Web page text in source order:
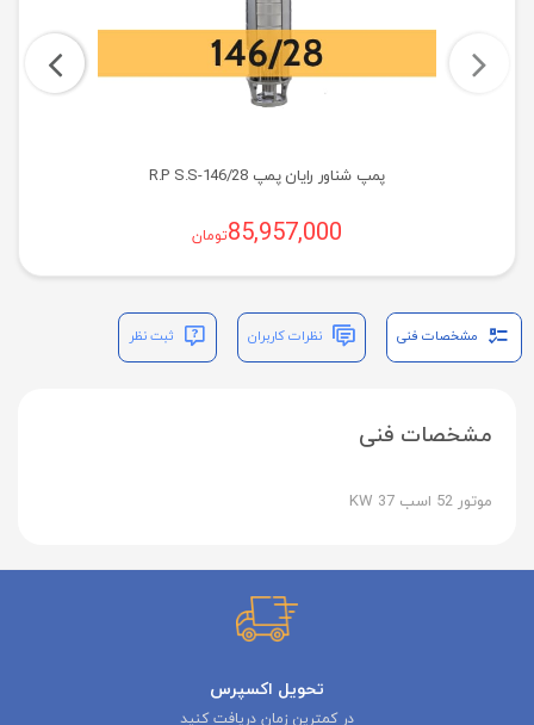
پمپ شناور رایان پمپ R.P S.S-146/28
85,957,000تومان
مشخصات فنی نظرات کاربران ثبت نظر
مشخصات فنی
موتور 52 اسب 37 KW
تحویل اکسپرس
در کمترین زمان دریافت کنید